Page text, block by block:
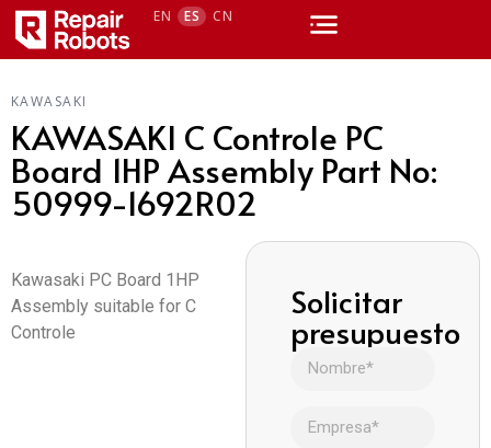
EN ES CN
KAWASAKI
KAWASAKI C Controle PC
Board 1HP Assembly Part No:
50999-1692R02
Kawasaki PC Board 1HP
Assembly suitable for C
Controle
Solicitar
presupuesto